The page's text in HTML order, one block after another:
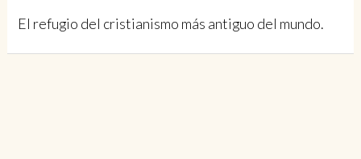
El refugio del cristianismo más antiguo del mundo.